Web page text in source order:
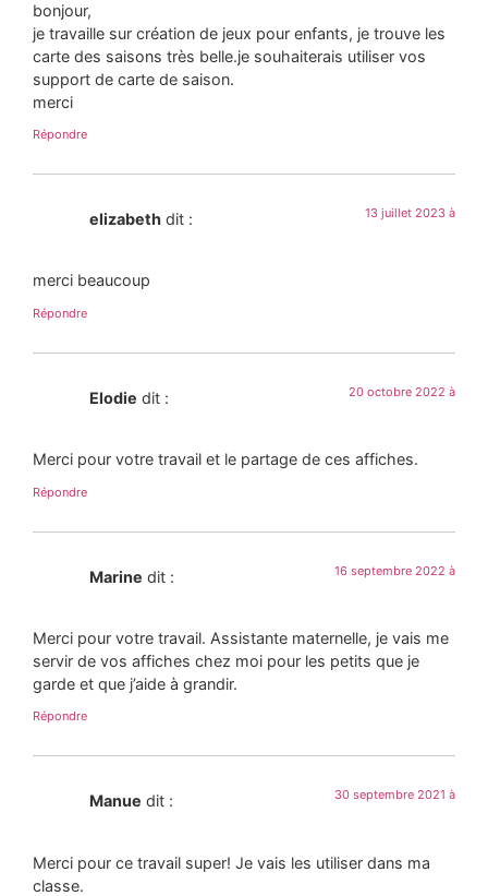
bonjour,
je travaille sur création de jeux pour enfants, je trouve les
carte des saisons très belle.je souhaiterais utiliser vos
support de carte de saison.
merci
Répondre
elizabeth dit : 13 juillet 2023 à
merci beaucoup
Répondre
Elodie dit : 20 octobre 2022 à
Merci pour votre travail et le partage de ces affiches.
Répondre
Marine dit : 16 septembre 2022 à
Merci pour votre travail. Assistante maternelle, je vais me
servir de vos affiches chez moi pour les petits que je
garde et que j’aide à grandir.
Répondre
Manue dit : 30 septembre 2021 à
Merci pour ce travail super! Je vais les utiliser dans ma
classe.